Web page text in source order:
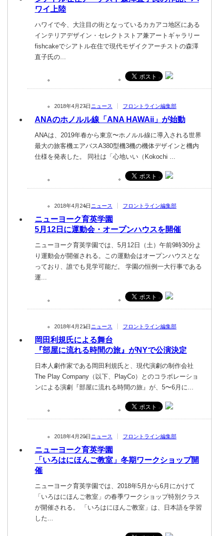
ワイ上陸
ハワイで今、大注目の街となっているカカアコ地区にある
インテリアデザイン・セレクトストア兼アートギャラリー
fishcakeでシアトル在住で現代モザイクアーチストの森澤
直子氏の...
2018年4月27日 ニュース フロントライン編集部
ANAのホノルル線「ANA HAWAii」が始動
ANAは、2019年春から東京〜ホノルル線に導入される世界
最大の旅客機エアバスA380型機3機の機体デザインと機内
仕様を発表した。 同社は「心地いい（Kokochi ...
2018年4月24日 ニュース フロントライン編集部
ニューヨーク育英学園
5月12日に運動会・オープンハウスを開催
ニューヨーク育英学園では、5月12日（土）午前9時30分よ
り運動会が開催される。この運動会はオープンハウスとな
っており、誰でも見学可能だ。 学園の恒例一大行事である
運...
2018年4月21日 ニュース フロントライン編集部
岡田利規氏による舞台
『部屋に流れる時間の旅』がNYで公演決定
日本人劇作家である岡田利規氏と、現代演劇の制作会社
The Play Company（以下、PlayCo）とのコラボレーショ
ンによる演劇『部屋に流れる時間の旅』が、5〜6月に...
2018年4月20日 ニュース フロントライン編集部
ニューヨーク育英学園
「いろはにほんご教室」冬期ワークショップ開
催
ニューヨーク育英学園では、2018年5月から6月にかけて
「いろはにほんご教室」の春季ワークショップ特別クラス
が開催される。 「いろはにほんご教室」は、日本語を学習
した...